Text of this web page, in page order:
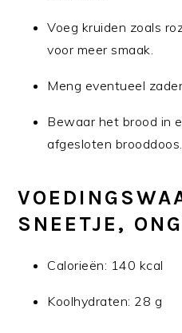
Voeg kruiden zoals
voor meer smaak.
Meng eventueel
Bewaar het brood in
afgesloten brooddoos.
SNEETJE,
Calorieën: 140 kcal
Koolhydraten: 28 g